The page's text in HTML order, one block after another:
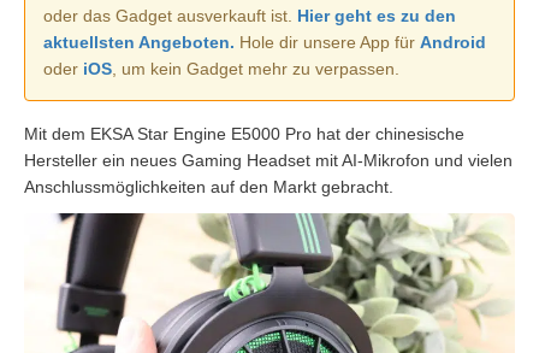
oder das Gadget ausverkauft ist. Hier geht es zu den
aktuellsten Angeboten. Hole dir unsere App für Android
oder iOS , um kein Gadget mehr zu verpassen.
Mit dem EKSA Star Engine E5000 Pro hat der chinesische
Hersteller ein neues Gaming Headset mit AI-Mikrofon und vielen
Anschlussmöglichkeiten auf den Markt gebracht.